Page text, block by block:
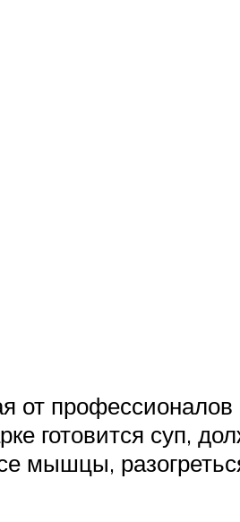
от профессионалов
готовится суп,
мышцы,